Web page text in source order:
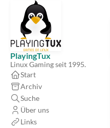
PlayingTux
Linux Gaming seit 1995.
Start
Archiv
Suche
Über uns
Links